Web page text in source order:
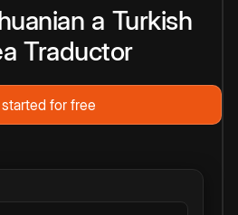
a Turkish
Traductor
for free